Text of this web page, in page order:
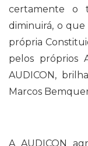
certamente o
diminuirá, o
própria
pelos próprios
AUDICON,
Marcos
A AUDICON